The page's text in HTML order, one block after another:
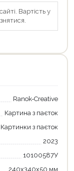
Вартість у
Ranok-Creative
Картина з паєток
Картинки з паєток
2023
10100587У
240х340х50 мм